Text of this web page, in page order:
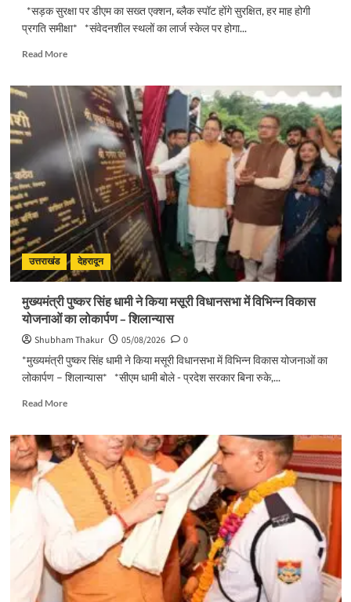
*सड़क सुरक्षा पर डीएम का सख्त एक्शन, ब्लैक स्पॉट होंगे सुरक्षित, हर माह होगी
प्रगति समीक्षा* *संवेदनशील स्थलों का लार्ज स्केल पर होगा...
Read MoreRead
सड़क
सुरक्षा
पर
डीएम
का
सख्त
एक्शन,
ब्लैक
स्पॉट
होंगे
सुरक्षित,
हर
माह
प्रगति
समीक्षा
उत्तराखंड देहरादून
मुख्यमंत्री पुष्कर सिंह धामी ने किया मसूरी विधानसभा में विभिन्न विकास
योजनाओं का लोकार्पण – शिलान्यास
Shubham Thakur 05/08/2026
0
*मुख्यमंत्री पुष्कर सिंह धामी ने किया मसूरी विधानसभा में विभिन्न विकास योजनाओं का
लोकार्पण – शिलान्यास* *सीएम धामी बोले - प्रदेश सरकार बिना रुके,...
Read MoreRead
मुख्यमंत्री
पुष्कर
ने
किया
मसूरी
विभिन्न
विकास